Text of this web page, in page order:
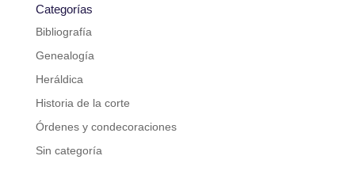
Categorías
Bibliografía
Genealogía
Heráldica
Historia de la corte
Órdenes y condecoraciones
Sin categoría